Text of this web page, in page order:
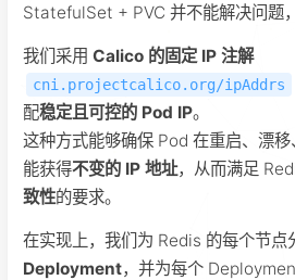
StatefulSet + PVC 并不能解决问题
我们采用 Calico 的固定 IP 注解
cni.projectcalico.org/ipAddrs
配稳定且可控的 Pod IP。
这种方式能够确保 Pod 在重启、漂
能获得不变的 IP 地址，从而满足
致性的要求。
在实现上，我们为 Redis 的每个节点
Deployment，并为每个